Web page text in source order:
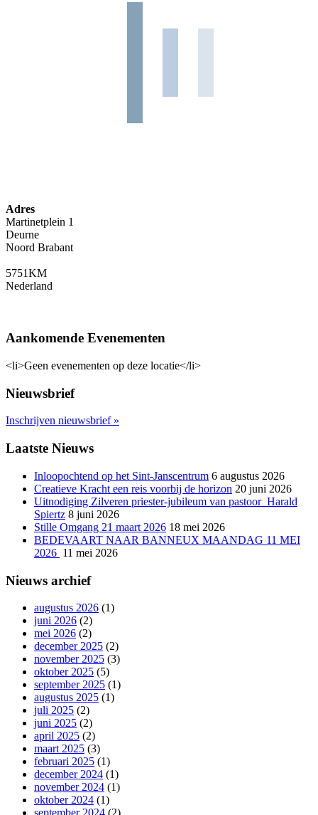
Adres
Martinetplein 1
Deurne
Noord Brabant
5751KM
Nederland
Aankomende Evenementen
<li>Geen evenementen op deze locatie</li>
Nieuwsbrief
Inschrijven nieuwsbrief »
Laatste Nieuws
Inloopochtend op het Sint-Janscentrum 6 augustus 2026
Creatieve Kracht een reis voorbij de horizon 20 juni 2026
Uitnodiging Zilveren priester-jubileum van pastoor Harald
Spiertz 8 juni 2026
Stille Omgang 21 maart 2026 18 mei 2026
BEDEVAART NAAR BANNEUX MAANDAG 11 MEI
2026 11 mei 2026
Nieuws archief
augustus 2026 (1)
juni 2026 (2)
mei 2026 (2)
december 2025 (2)
november 2025 (3)
oktober 2025 (5)
september 2025 (1)
augustus 2025 (1)
juli 2025 (2)
juni 2025 (2)
april 2025 (2)
maart 2025 (3)
februari 2025 (1)
december 2024 (1)
november 2024 (1)
oktober 2024 (1)